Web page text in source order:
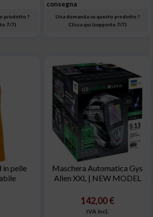
prodotto ?
7/7)
consegna
Una domanda su questo prodotto ?
Clicca qui (supporto 7/7)
in pelle
Maschera Automatica Gys
Alien XXL | NEW MODEL
142,00 €
IVA incl.